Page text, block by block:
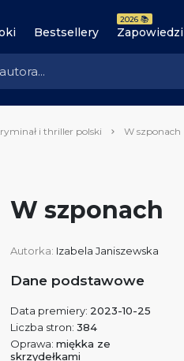
Bestsellery Zapowiedzi
2026 📚
i thriller polski W szponach
W szponach
Autorka: Izabela Janiszewska
Dane podstawowe
Data premiery: 2023-10-25
Liczba stron: 384
Oprawa: miękka ze
skrzydełkami